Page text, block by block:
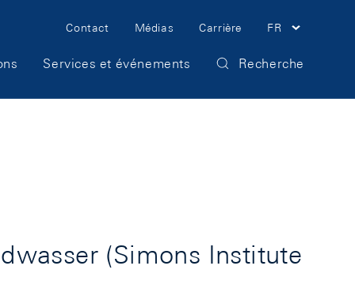
Meta
Navigation
Contact Médias Carrière FR
Services et événements Recherche
(Simons Institute